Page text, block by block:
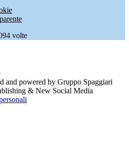
volte
and powered by Gruppo Spaggiari
& New Social Media